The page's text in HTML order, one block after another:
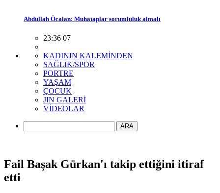
Abdullah Öcalan: Muhataplar sorumluluk almalı
23:36 07
KADININ KALEMİNDEN
SAĞLIK/SPOR
PORTRE
YAŞAM
ÇOCUK
JIN GALERİ
VİDEOLAR
ARA
Fail Başak Gürkan'ı takip ettiğini itiraf
etti